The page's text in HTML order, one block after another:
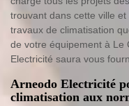
trouvant dans cette ville
travaux de climatisation
de votre équipement à Le
Electricité saura vous
Arneodo Electricité
climatisation aux